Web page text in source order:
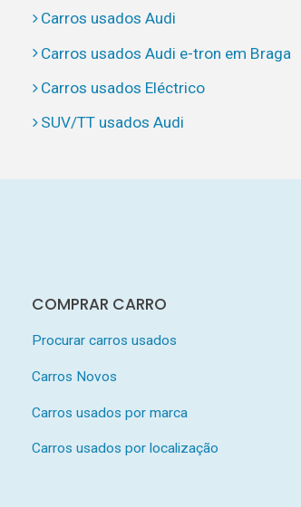
Carros usados Audi
Carros usados Audi e-tron em Braga
Carros usados Eléctrico
SUV/TT usados Audi
COMPRAR CARRO
Procurar carros usados
Carros Novos
Carros usados por marca
Carros usados por localização